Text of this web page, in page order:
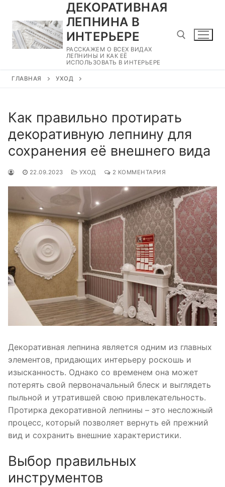
содержимому
ДЕКОРАТИВНАЯ
ЛЕПНИНА В
ИНТЕРЬЕРЕ
РАССКАЖЕМ О ВСЕХ ВИДАХ
ЛЕПНИНЫ И КАК ЕЁ
ИСПОЛЬЗОВАТЬ В ИНТЕРЬЕРЕ
ГЛАВНАЯ УХОД
Как правильно протирать
декоративную лепнину для
сохранения её внешнего вида
22.09.2023 УХОД 2 КОММЕНТАРИЯ
Декоративная лепнина является одним из главных
элементов, придающих интерьеру роскошь и
изысканность. Однако со временем она может
потерять свой первоначальный блеск и выглядеть
пыльной и утратившей свою привлекательность.
Протирка декоративной лепнины – это несложный
процесс, который позволяет вернуть ей прежний
вид и сохранить внешние характеристики.
Выбор правильных
инструментов